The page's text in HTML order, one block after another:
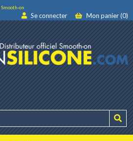
Smooth-on
Se connecter Mon panier (0)